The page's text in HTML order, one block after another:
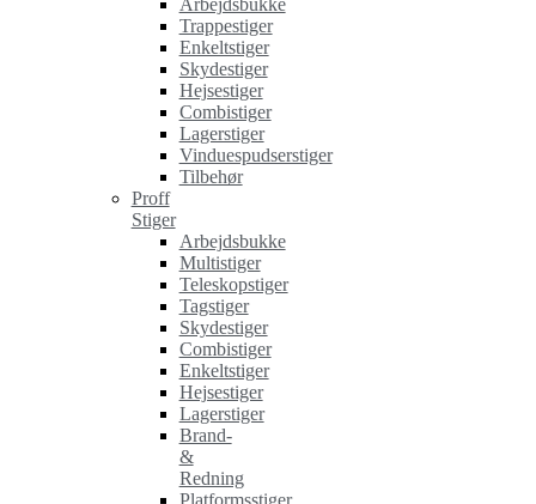
Arbejdsbukke
Trappestiger
Enkeltstiger
Skydestiger
Hejsestiger
Combistiger
Lagerstiger
Vinduespudserstiger
Tilbehør
Proff
Stiger
Arbejdsbukke
Multistiger
Teleskopstiger
Tagstiger
Skydestiger
Combistiger
Enkeltstiger
Hejsestiger
Lagerstiger
Brand-
&
Redning